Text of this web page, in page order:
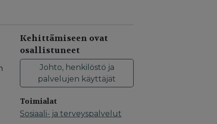
Kehittämiseen ovat
osallistuneet
Johto, henkilöstö ja
palvelujen käyttäjät
Toimialat
Sosiaali- ja terveyspalvelut